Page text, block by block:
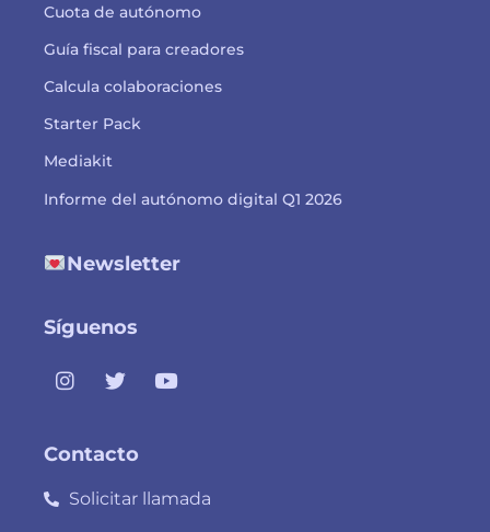
Cuota de autónomo
Guía fiscal para creadores
Calcula colaboraciones
Starter Pack
Mediakit
Informe del autónomo digital Q1 2026
Newsletter
Síguenos
Contacto
Solicitar llamada